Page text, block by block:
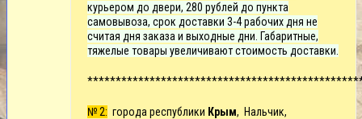
курьером до двери, 280 рублей до пункта
самовывоза, срок доставки 3-4 рабочих дня не
считая дня заказа и выходные дни. Габаритные,
тяжелые товары увеличивают стоимость доставки.
№ 2: города республики Крым, Нальчик,